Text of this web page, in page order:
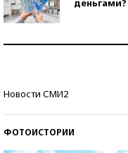
Новости СМИ2
ФОТОИСТОРИИ